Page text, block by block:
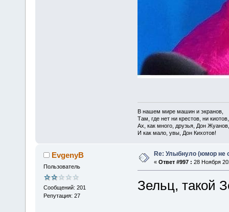
В нашем мире машин и экранов,
Там, где нет ни крестов, ни киотов,
Ах, как много, друзья, Дон Жуанов,
И как мало, увы, Дон Кихотов!
EvgenyB
Пользователь
Сообщений: 201
Репутация: 27
Re: Улыбнуло (юмор не
« Ответ #997 : 28 Ноября
Зельц, такой